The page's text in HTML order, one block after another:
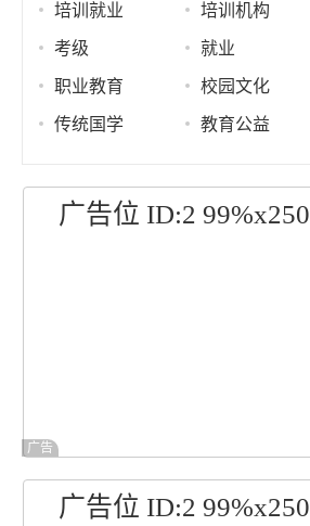
培训就业 培训机构
考级 就业
职业教育 校园文化
传统国学 教育公益
广告位 ID:2 99%x250
广告
广告位 ID:2 99%x250